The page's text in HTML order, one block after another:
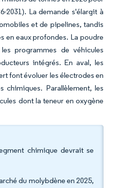
2031). La demande s'élargit à
et de pipelines, tandis
en eaux profondes. La poudre
programmes de véhicules
intégrés. En aval, les
font évoluer les électrodes en
chimiques. Parallèlement, les
dont la teneur en oxygène
chimique devrait se
du molybdène en 2025,